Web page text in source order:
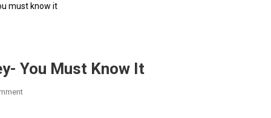
must know it
You Must Know It
On